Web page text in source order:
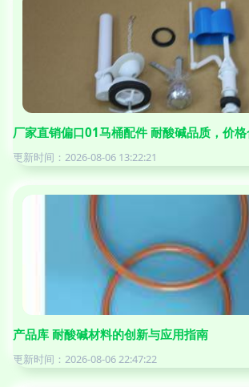
厂家直销偏口01马桶配件 耐酸碱品质，价
更新时间：2026-08-06 13:22:21
产品库 耐酸碱材料的创新与应用指南
更新时间：2026-08-06 22:47:22